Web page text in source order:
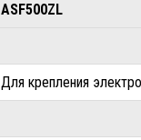
ASF500ZL
Для крепления